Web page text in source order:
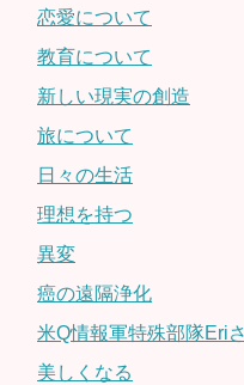
恋愛について
教育について
新しい現実の創造
旅について
日々の生活
理想を持つ
異変
癌の遠隔浄化
米Q情報軍特殊部隊Eri
美しくなる